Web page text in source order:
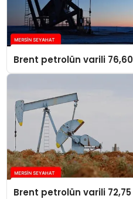
Brent petrolün varili
Brent petrolün varili